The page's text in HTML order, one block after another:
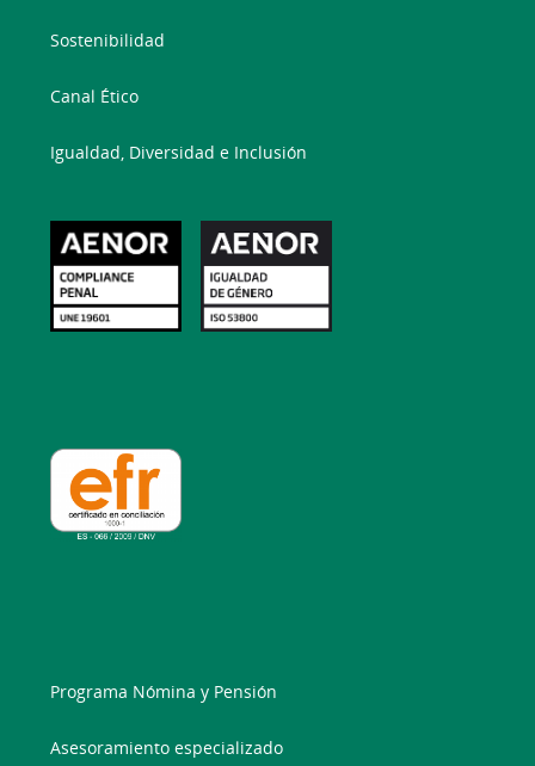
Sostenibilidad
Canal Ético
Igualdad, Diversidad e Inclusión
Programa Nómina y Pensión
Asesoramiento especializado